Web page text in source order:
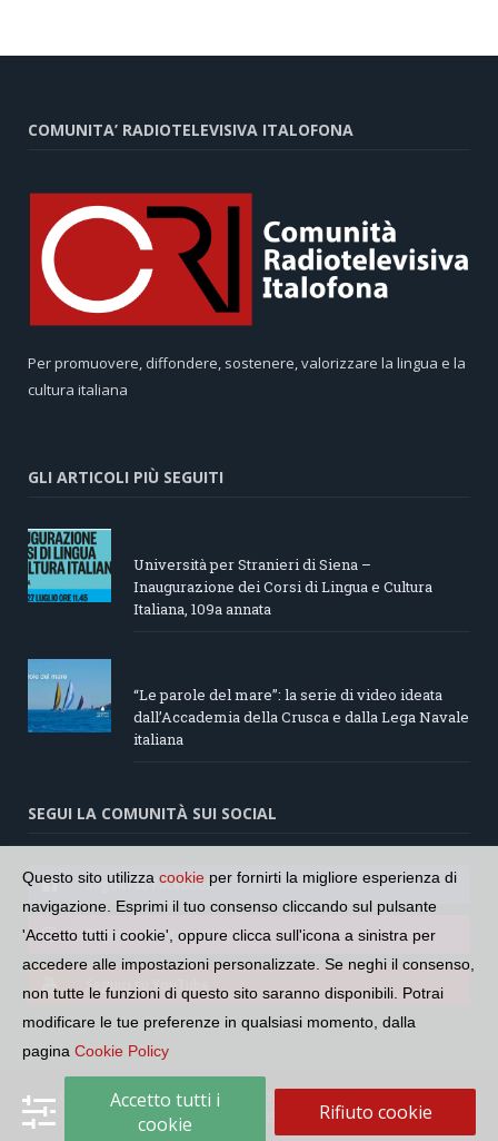
COMUNITA’ RADIOTELEVISIVA ITALOFONA
Per promuovere, diffondere, sostenere, valorizzare la lingua e la
cultura italiana
GLI ARTICOLI PIÙ SEGUITI
Università per Stranieri di Siena –
Inaugurazione dei Corsi di Lingua e Cultura
Italiana, 109a annata
“Le parole del mare”: la serie di video ideata
dall’Accademia della Crusca e dalla Lega Navale
italiana
SEGUI LA COMUNITÀ SUI SOCIAL
Seguici su Facebook
Seguici su Instagram
Seguici su YouTube
Copyright © 2026 Comunità Radiotelevisiva Italofona. CF:
Questo sito utilizza cookie per fornirti la migliore esperienza di
navigazione. Esprimi il tuo consenso cliccando sul pulsante
'Accetto tutti i cookie', oppure clicca sull'icona a sinistra per
accedere alle impostazioni personalizzate. Se neghi il consenso,
non tutte le funzioni di questo sito saranno disponibili. Potrai
modificare le tue preferenze in qualsiasi momento, dalla
pagina Cookie Policy
Accetto tutti i
cookie
Rifiuto cookie